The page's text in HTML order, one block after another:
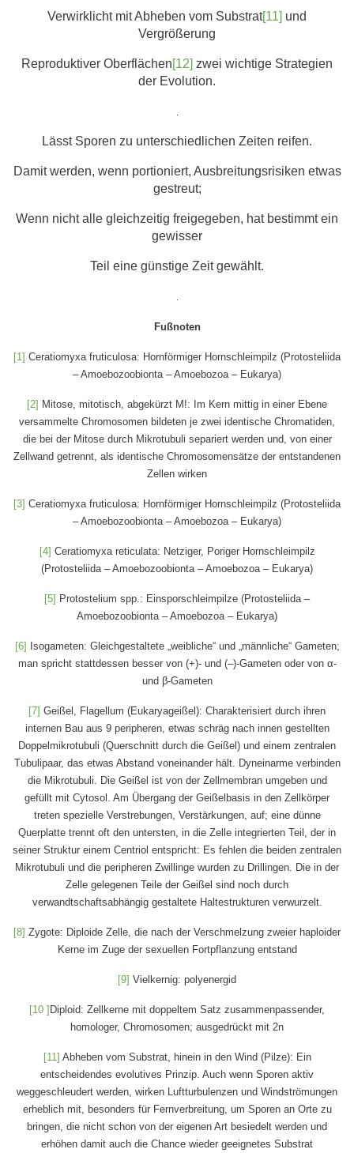
Verwirklicht mit Abheben vom Substrat[11] und
Vergrößerung
Reproduktiver Oberflächen[12] zwei wichtige Strategien
der Evolution.
Lässt Sporen zu unterschiedlichen Zeiten reifen.
Damit werden, wenn portioniert, Ausbreitungsrisiken etwas
gestreut;
Wenn nicht alle gleichzeitig freigegeben, hat bestimmt ein
gewisser
Teil eine günstige Zeit gewählt.
Fußnoten
[1] Ceratiomyxa fruticulosa: Hornförmiger Hornschleimpilz (Protosteliida
– Amoebozoobionta – Amoebozoa – Eukarya)
[2] Mitose, mitotisch, abgekürzt M!: Im Kern mittig in einer Ebene
versammelte Chromosomen bildeten je zwei identische Chromatiden,
die bei der Mitose durch Mikrotubuli separiert werden und, von einer
Zellwand getrennt, als identische Chromosomensätze der entstandenen
Zellen wirken
[3] Ceratiomyxa fruticulosa: Hornförmiger Hornschleimpilz (Protosteliida
– Amoebozoobionta – Amoebozoa – Eukarya)
[4] Ceratiomyxa reticulata: Netziger, Poriger Hornschleimpilz
(Protosteliida – Amoebozoobionta – Amoebozoa – Eukarya)
[5] Protostelium spp.: Einsporschleimpilze (Protosteliida –
Amoebozoobionta – Amoebozoa – Eukarya)
[6] Isogameten: Gleichgestaltete „weibliche“ und „männliche“ Gameten;
man spricht stattdessen besser von (+)- und (–)-Gameten oder von α-
und β-Gameten
[7] Geißel, Flagellum (Eukaryageißel): Charakterisiert durch ihren
internen Bau aus 9 peripheren, etwas schräg nach innen gestellten
Doppelmikrotubuli (Querschnitt durch die Geißel) und einem zentralen
Tubulipaar, das etwas Abstand voneinander hält. Dyneinarme verbinden
die Mikrotubuli. Die Geißel ist von der Zellmembran umgeben und
gefüllt mit Cytosol. Am Übergang der Geißelbasis in den Zellkörper
treten spezielle Verstrebungen, Verstärkungen, auf; eine dünne
Querplatte trennt oft den untersten, in die Zelle integrierten Teil, der in
seiner Struktur einem Centriol entspricht: Es fehlen die beiden zentralen
Mikrotubuli und die peripheren Zwillinge wurden zu Drillingen. Die in der
Zelle gelegenen Teile der Geißel sind noch durch
verwandtschaftsabhängig gestaltete Haltestrukturen verwurzelt.
[8] Zygote: Diploide Zelle, die nach der Verschmelzung zweier haploider
Kerne im Zuge der sexuellen Fortpflanzung entstand
[9] Vielkernig: polyenergid
[10 ] Diploid: Zellkerne mit doppeltem Satz zusammenpassender,
homologer, Chromosomen; ausgedrückt mit 2n
[11] Abheben vom Substrat, hinein in den Wind (Pilze): Ein
entscheidendes evolutives Prinzip. Auch wenn Sporen aktiv
weggeschleudert werden, wirken Luftturbulenzen und Windströmungen
erheblich mit, besonders für Fernverbreitung, um Sporen an Orte zu
bringen, die nicht schon von der eigenen Art besiedelt werden und
erhöhen damit auch die Chance wieder geeignetes Substrat